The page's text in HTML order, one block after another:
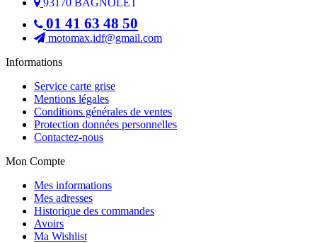
01 41 63 48 50
motomax.idf@gmail.com
Informations
Service carte grise
Mentions légales
Conditions générales de ventes
Protection données personnelles
Contactez-nous
Mon Compte
Mes informations
Mes adresses
Historique des commandes
Avoirs
Ma Wishlist